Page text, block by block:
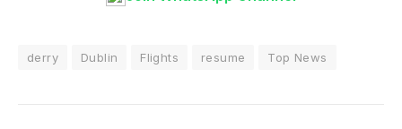
derry Dublin Flights resume Top News